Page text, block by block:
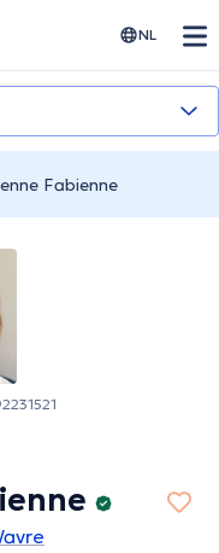
NL
Fabienne